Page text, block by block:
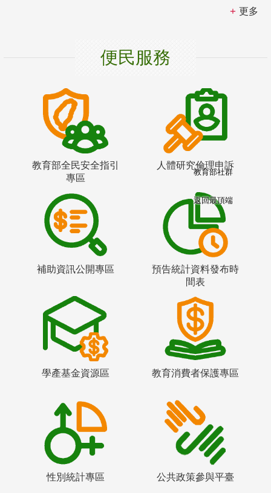
更多
便民服務
教育部全民安全指引
專區
人體研究倫理申訴
補助資訊公開專區
預告統計資料發布時
間表
學產基金資源區 教育消費者保護專區
性別統計專區 公共政策參與平臺
教育部社群
返回最頂端